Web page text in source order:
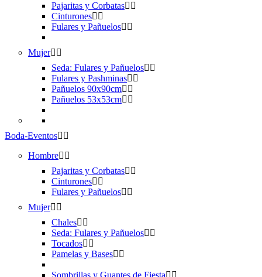
Pajaritas y Corbatas
Cinturones
Fulares y Pañuelos
Mujer
Seda: Fulares y Pañuelos
Fulares y Pashminas
Pañuelos 90x90cm
Pañuelos 53x53cm
Boda-Eventos
Hombre
Pajaritas y Corbatas
Cinturones
Fulares y Pañuelos
Mujer
Chales
Seda: Fulares y Pañuelos
Tocados
Pamelas y Bases